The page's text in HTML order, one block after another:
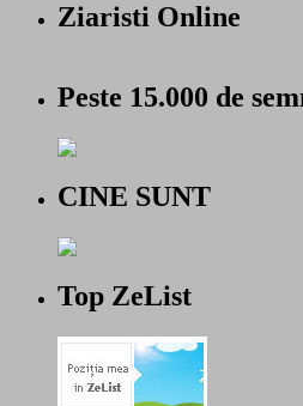
Ziaristi Online
Peste 15.000 de
CINE SUNT
Top ZeList